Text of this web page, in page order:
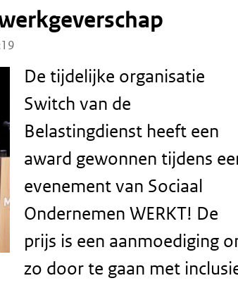
De tijdelijke organisatie
Switch van de
Belastingdienst heeft een
award gewonnen tijdens
evenement van Sociaal
Ondernemen WERKT! De
prijs is een aanmoediging
zo door te gaan met